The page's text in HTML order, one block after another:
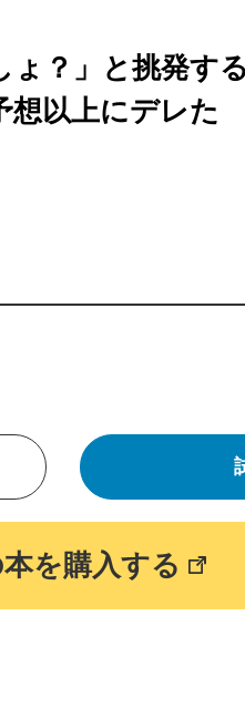
ょ？」と挑発す
想以上にデレた
を購入する